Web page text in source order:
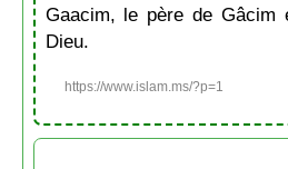
Gaacim, le père de Gâcim
Dieu.
https://www.islam.ms/?p=1